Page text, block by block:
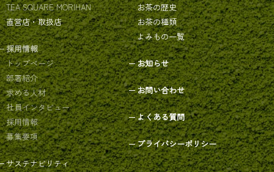
TEA SQUARE MORIHAN
直営店・取扱店
採用情報
トップページ
部署紹介
求める人材
社員インタビュー
採用情報
募集要項
サステナビリティ
お茶の歴史
お茶の種類
よみもの一覧
お知らせ
お問い合わせ
よくある質問
プライバシーポリシー